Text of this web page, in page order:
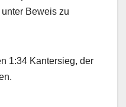
Beweis zu
1:34 Kantersieg, der